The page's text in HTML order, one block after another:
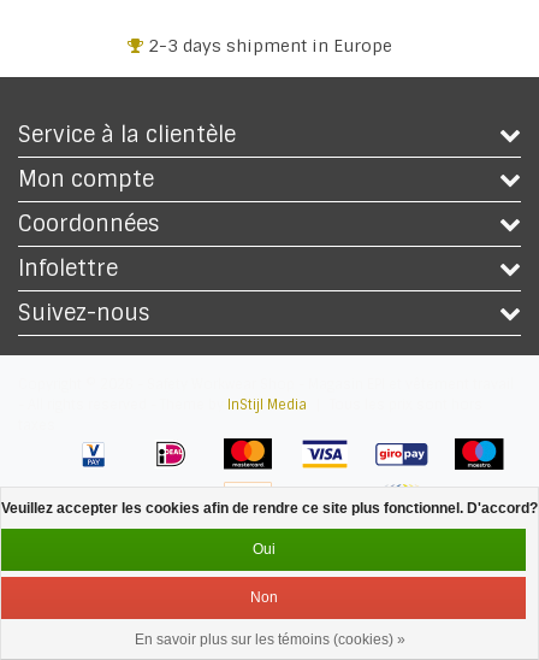
2-3 days shipment in Europe
Service à la clientèle
Mon compte
Coordonnées
Infolettre
Suivez-nous
InStijl Media
Menu Se connecter
Veuillez accepter les cookies afin de rendre ce site plus fonctionnel. D'accord?
Oui
Non
En savoir plus sur les témoins (cookies) »